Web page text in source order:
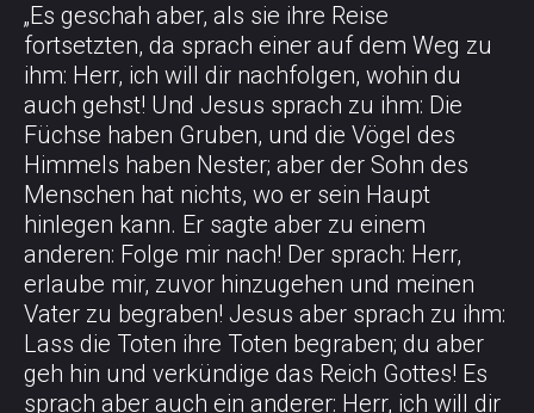
„Es geschah aber, als sie ihre Reise
fortsetzten, da sprach einer auf dem Weg zu
ihm: Herr, ich will dir nachfolgen, wohin du
auch gehst! Und Jesus sprach zu ihm: Die
Füchse haben Gruben, und die Vögel des
Himmels haben Nester; aber der Sohn des
Menschen hat nichts, wo er sein Haupt
hinlegen kann. Er sagte aber zu einem
anderen: Folge mir nach! Der sprach: Herr,
erlaube mir, zuvor hinzugehen und meinen
Vater zu begraben! Jesus aber sprach zu ihm:
Lass die Toten ihre Toten begraben; du aber
geh hin und verkündige das Reich Gottes! Es
sprach aber auch ein anderer: Herr, ich will dir